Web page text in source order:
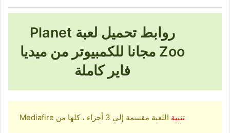
روابط تحميل لعبة Planet
Zoo مجانا للكمبيوتر من ميديا
فاير كاملة
تنبية اللعبة مقسمة إلى 3 أجزاء ، كلها من Mediafire